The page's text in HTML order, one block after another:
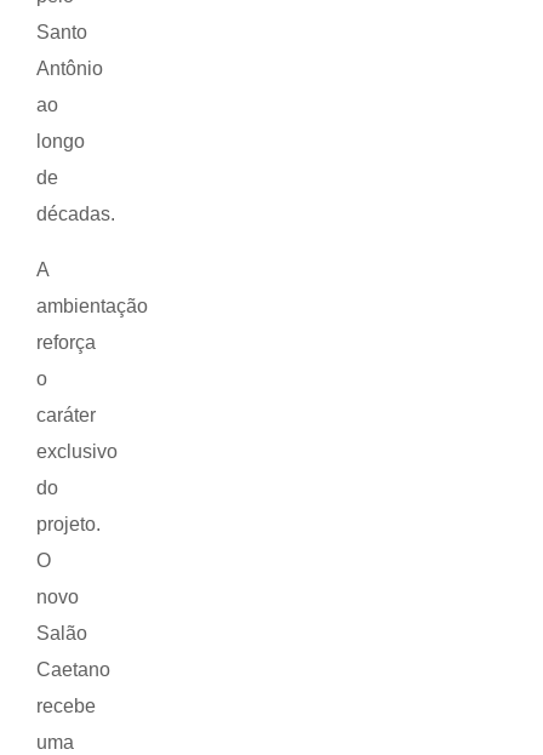
Santo
Antônio
ao
longo
de
décadas.
A
ambientação
reforça
o
caráter
exclusivo
do
projeto.
O
novo
Salão
Caetano
recebe
uma